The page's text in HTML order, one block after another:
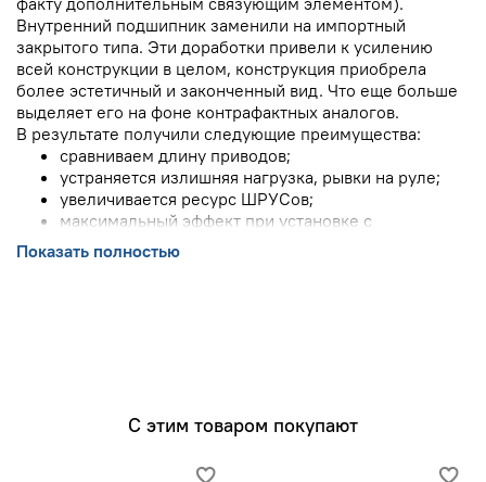
Внутренний подшипник заменили на импортный
закрытого типа. Эти доработки привели к усилению
всей конструкции в целом, конструкция приобрела
более эстетичный и законченный вид. Что еще больше
выделяет его на фоне контрафактных аналогов.
В результате получили следующие преимущества:
сравниваем длину приводов;
устраняется излишняя нагрузка, рывки на руле;
увеличивается ресурс ШРУСов;
максимальный эффект при установке с
любителям заниженной и пневмоподвески к
изгибающих моментов при работе длинного вала
Показать полностью
С этим товаром покупают